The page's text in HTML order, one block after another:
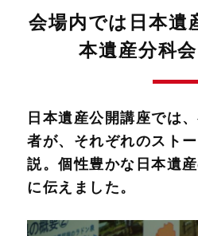
会場内では日本遺
本遺産分科
日本遺産公開講座では
者が、それぞれのスト
説。個性豊かな日本遺
に伝えました。